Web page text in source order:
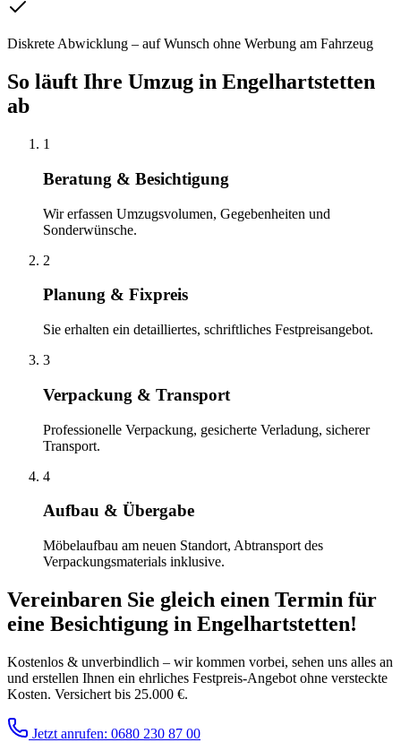
Diskrete Abwicklung – auf Wunsch ohne Werbung am Fahrzeug
So läuft Ihre Umzug in Engelhartstetten
ab
1
Beratung & Besichtigung
Wir erfassen Umzugsvolumen, Gegebenheiten und
Sonderwünsche.
2
Planung & Fixpreis
Sie erhalten ein detailliertes, schriftliches Festpreisangebot.
3
Verpackung & Transport
Professionelle Verpackung, gesicherte Verladung, sicherer
Transport.
4
Aufbau & Übergabe
Möbelaufbau am neuen Standort, Abtransport des
Verpackungsmaterials inklusive.
Vereinbaren Sie gleich einen Termin für
eine Besichtigung in Engelhartstetten!
Kostenlos & unverbindlich – wir kommen vorbei, sehen uns alles an
und erstellen Ihnen ein ehrliches Festpreis-Angebot ohne versteckte
Kosten. Versichert bis 25.000 €.
Jetzt anrufen: 0680 230 87 00